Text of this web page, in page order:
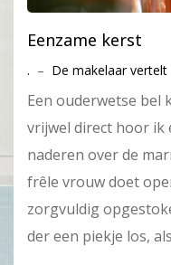
Eenzame kerst
. – De makelaar vertelt
Een ouderwetse bel
vrijwel direct hoor ik
naderen over de
frêle vrouw doet
zorgvuldig
der een piekje los, als